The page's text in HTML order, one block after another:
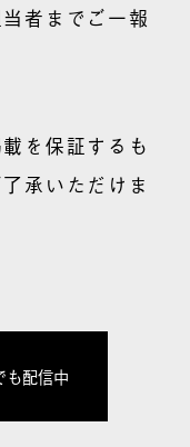
者までご一報
を保証するも
承いただけま
も配信中